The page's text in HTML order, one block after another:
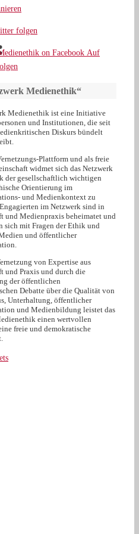
folgen
Auf
Medienethik“
Medienethik ist eine Initiative
und Institutionen, die seit
Diskurs bündelt
Plattform und als freie
widmet sich das Netzwerk
der gesellschaftlich wichtigen
Orientierung im
und Medienkontext zu
im Netzwerk sind in
und Medienpraxis beheimatet und
sich mit Fragen der Ethik und
und öffentlicher
von Expertise aus
und Praxis und durch die
der öffentlichen
Debatte über die Qualität von
Unterhaltung, öffentlicher
und Medienbildung leistet das
einen wertvollen
freie und demokratische